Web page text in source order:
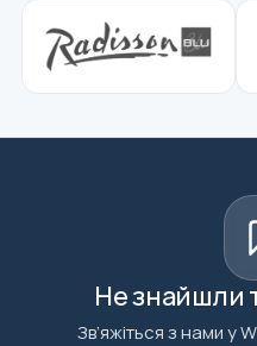
Не знайшли
Зв’яжіться з нами у